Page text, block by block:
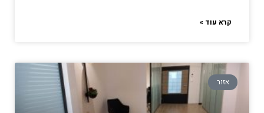
קרא עוד »
אזור